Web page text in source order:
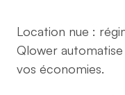
Location nue :
Qlower
vos économies.